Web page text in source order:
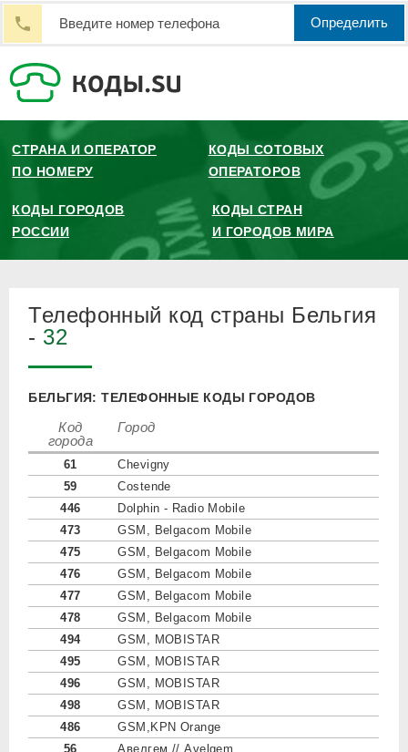
Определить
СТРАНА И ОПЕРАТОР
ПО НОМЕРУ
КОДЫ СОТОВЫХ
ОПЕРАТОРОВ
КОДЫ ГОРОДОВ
РОССИИ
КОДЫ СТРАН
И ГОРОДОВ МИРА
Телефонный код страны Бельгия
- 32
БЕЛЬГИЯ: ТЕЛЕФОННЫЕ КОДЫ ГОРОДОВ
Код
города
Город
61
Chevigny
59
Costende
446
Dolphin - Radio Mobile
473
GSM, Belgacom Mobile
475
GSM, Belgacom Mobile
476
GSM, Belgacom Mobile
477
GSM, Belgacom Mobile
478
GSM, Belgacom Mobile
494
GSM, MOBISTAR
495
GSM, MOBISTAR
496
GSM, MOBISTAR
498
GSM, MOBISTAR
486
GSM,KPN Orange
56
Авелгем // Avelgem